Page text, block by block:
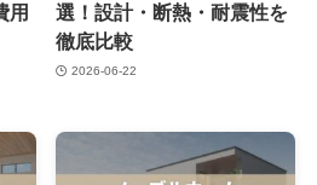
用
選！設計・断熱・耐震性を
徹底比較
2026-06-22